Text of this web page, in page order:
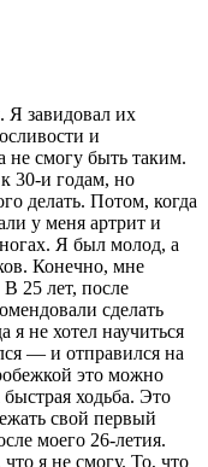
Я завидовал их
и
не смогу быть таким.
30-и годам, но
делать. Потом, когда
у меня артрит и
Я был молод, а
Конечно, мне
В 25 лет, после
сделать
я не хотел научиться
— и отправился на
это можно
ходьба. Это
свой первый
моего 26-летия.
я не смогу. То, что